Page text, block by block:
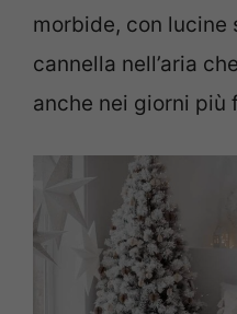
morbide, con lucine
cannella nell’aria
anche nei giorni più